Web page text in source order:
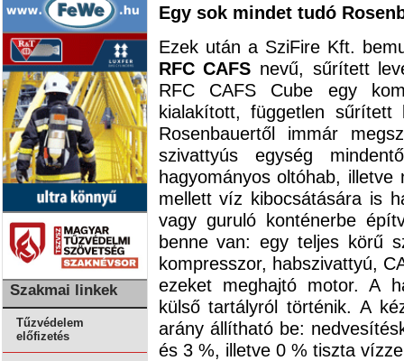
Szakmai linkek
Tűzvédelem
előfizetés
Egy sok mindet tudó
Ezek után a SziFire Kft.
RFC CAFS nevű, sűrített
RFC CAFS Cube egy
kialakított, független sűrített
Rosenbauertől immár
szivattyús egység
hagyományos oltóhab,
mellett víz kibocsátására is
vagy guruló konténerbe
benne van: egy teljes körű
kompresszor, habszivattyú,
ezeket meghajtó motor. A
külső tartályról történik. A
arány állítható be:
és 3 %, illetve 0 % tiszta